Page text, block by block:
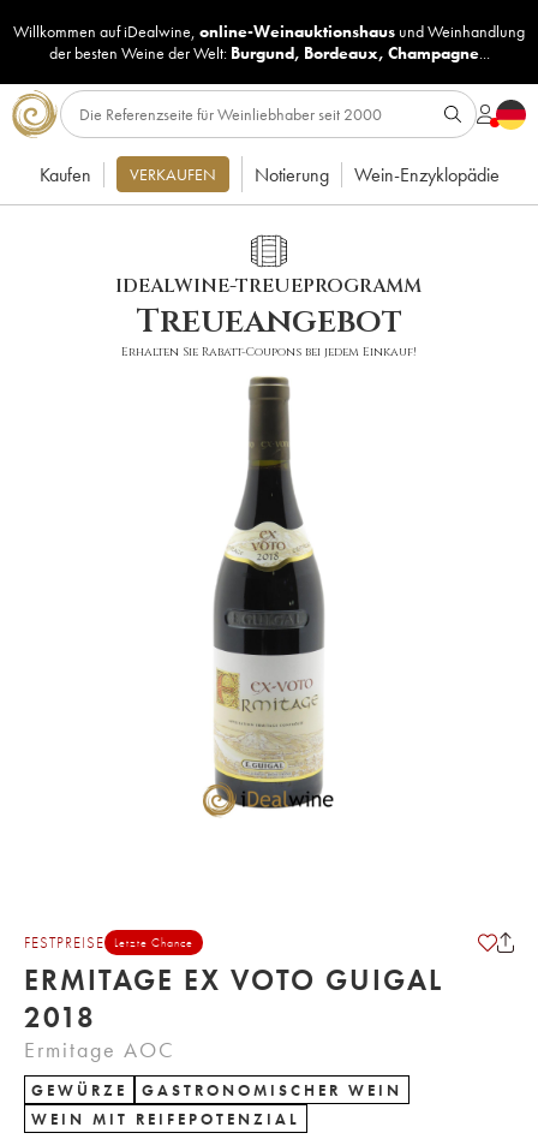
Willkommen auf iDealwine, online-Weinauktionshaus undWeinhandlung
der besten Weine der Welt: Burgund, Bordeaux, Champagne...
Kaufen VERKAUFEN Notierung Wein-Enzyklopädie
IDEALWINE-TREUEPROGRAMM
Treueangebot
Erhalten Sie Rabatt-Coupons bei jedem Einkauf!
FESTPREISE Letzte Chance
ERMITAGE EX VOTO GUIGAL
2018
Ermitage AOC
GEWÜRZE
GASTRONOMISCHER WEIN
WEIN MIT REIFEPOTENZIAL